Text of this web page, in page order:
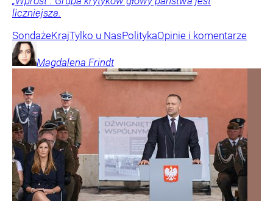
liczniejsza.
SondażeKrajTylko u NasPolitykaOpinie i komentarze
Magdalena Frindt